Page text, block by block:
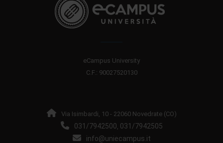
eCampus University
C.F.: 90027520130
Via Isimbardi, 10 - 22060 Novedrate (CO)
031/7942500, 031/7942505
info@uniecampus.it